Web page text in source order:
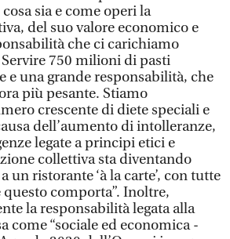
sia e come operi la
del suo valore economico e
che ci carichiamo
750 milioni di pasti
e una grande responsabilità, che
più pesante. Stiamo
crescente di diete speciali e
dell’aumento di intolleranze,
legate a principi etici e
collettiva sta diventando
un ristorante ‘à la carte’, con tutte
comporta”. Inoltre,
la responsabilità legata alla
come “sociale ed economica -